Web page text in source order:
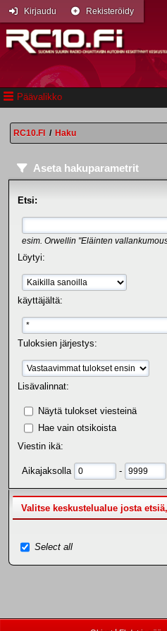
Päävalikko
Kirjaudu Rekisteröidy
RC10.FI / Haku
Aseta hakuparametrit
Etsi:
esim. Orwellin "Eläinten
Löytyi:
käyttäjältä:
Tuloksien järjestys:
Lisävalinnat:
Näytä tulokset viesteinä
Hae vain otsikoista
Viestin ikä:
Aikajaksolla -
Valitse keskustelualue josta
Select all